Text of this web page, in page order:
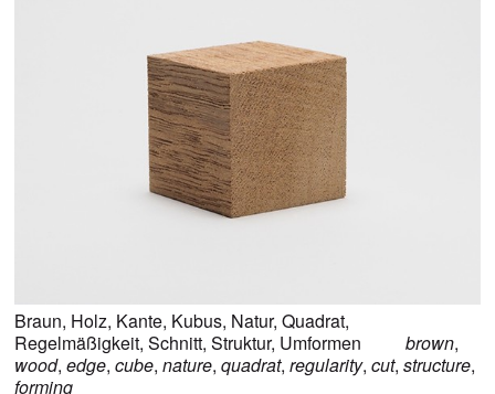
Braun, Holz, Kante, Kubus, Natur, Quadrat,
Regelmäßigkeit, Schnitt, Struktur, Umformen brown,
wood, edge, cube, nature, quadrat, regularity, cut, structure,
forming